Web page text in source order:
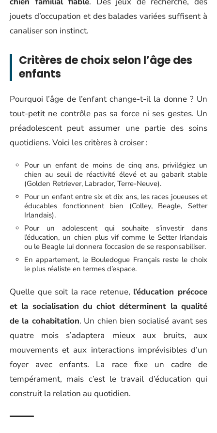
jouets d’occupation et des balades variées suffisent à
canaliser son instinct.
Critères de choix selon l’âge des
enfants
Pourquoi l’âge de l’enfant change-t-il la donne ? Un
tout-petit ne contrôle pas sa force ni ses gestes. Un
préadolescent peut assumer une partie des soins
quotidiens. Voici les critères à croiser :
Pour un enfant de moins de cinq ans, privilégiez un
chien au seuil de réactivité élevé et au gabarit stable
(Golden Retriever, Labrador, Terre-Neuve).
Pour un enfant entre six et dix ans, les races joueuses et
éducables fonctionnent bien (Colley, Beagle, Setter
Irlandais).
Pour un adolescent qui souhaite s’investir dans
l’éducation, un chien plus vif comme le Setter Irlandais
ou le Beagle lui donnera l’occasion de se responsabiliser.
En appartement, le Bouledogue Français reste le choix
le plus réaliste en termes d’espace.
Quelle que soit la race retenue, l’éducation précoce
et la socialisation du chiot déterminent la qualité
de la cohabitation. Un chien bien socialisé avant ses
quatre mois s’adaptera mieux aux bruits, aux
mouvements et aux interactions imprévisibles d’un
foyer avec enfants. La race fixe un cadre de
tempérament, mais c’est le travail d’éducation qui
construit la relation au quotidien.